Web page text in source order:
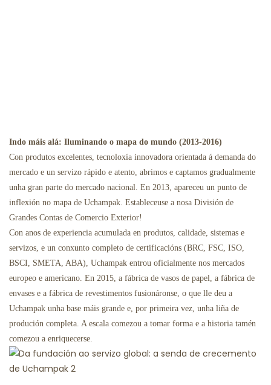
Indo máis alá: Iluminando o mapa do mundo (2013-2016)
Con produtos excelentes, tecnoloxía innovadora orientada á demanda do
mercado e un servizo rápido e atento, abrimos e captamos gradualmente
unha gran parte do mercado nacional. En 2013, apareceu un punto de
inflexión no mapa de Uchampak. Estableceuse a nosa División de
Grandes Contas de Comercio Exterior!
Con anos de experiencia acumulada en produtos, calidade, sistemas e
servizos, e un conxunto completo de certificacións (BRC, FSC, ISO,
BSCI, SMETA, ABA), Uchampak entrou oficialmente nos mercados
europeo e americano. En 2015, a fábrica de vasos de papel, a fábrica de
envases e a fábrica de revestimentos fusionáronse, o que lle deu a
Uchampak unha base máis grande e, por primeira vez, unha liña de
produción completa. A escala comezou a tomar forma e a historia tamén
comezou a enriquecerse.